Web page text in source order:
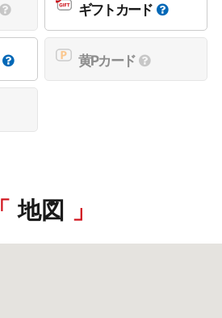
ギフトカード
黄Pカード
地図